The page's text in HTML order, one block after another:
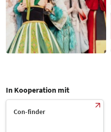
In Kooperation mit
Con-finder